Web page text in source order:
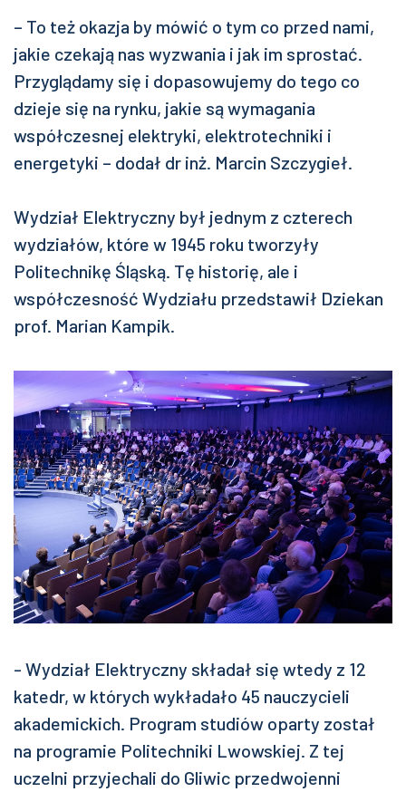
– To też okazja by mówić o tym co przed nami,
jakie czekają nas wyzwania i jak im sprostać.
Przyglądamy się i dopasowujemy do tego co
dzieje się na rynku, jakie są wymagania
współczesnej elektryki, elektrotechniki i
energetyki – dodał dr inż. Marcin Szczygieł.
Wydział Elektryczny był jednym z czterech
wydziałów, które w 1945 roku tworzyły
Politechnikę Śląską. Tę historię, ale i
współczesność Wydziału przedstawił Dziekan
prof. Marian Kampik.
- Wydział Elektryczny składał się wtedy z 12
katedr, w których wykładało 45 nauczycieli
akademickich. Program studiów oparty został
na programie Politechniki Lwowskiej. Z tej
uczelni przyjechali do Gliwic przedwojenni